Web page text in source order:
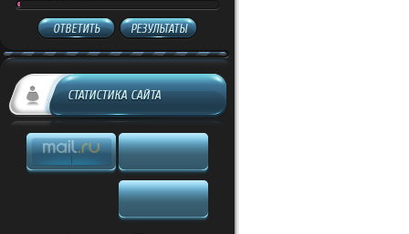
ОТВЕТИТЬ РЕЗУЛЬТАТЫ
СТАТИСТИКА САЙТА